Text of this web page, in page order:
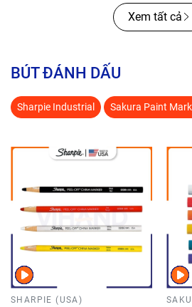
Xem tất cả
BÚT ĐÁNH DẤU
Sharpie Industrial Sakura Paint
SHARPIE (USA)